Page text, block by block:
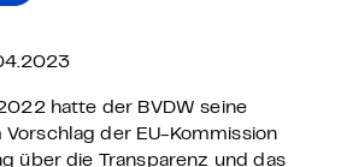
hatte der BVDW seine
der EU-Kommission
über die Transparenz und das